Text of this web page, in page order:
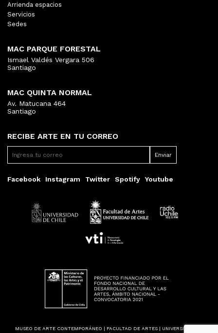
RECIBE ARTE EN TU CORREO
Facebook Instagram Twitter Spotify Youtube
Arrienda espacios
Servicios
Sedes
MAC PARQUE FORESTAL
Ismael Valdés Vergara 506
Santiago
MAC QUINTA NORMAL
Av. Matucana 464
Santiago
MUSEO DE ARTE CONTEMPORÁNEO | FACULTAD DE ARTES | UNIVERSIDAD DE